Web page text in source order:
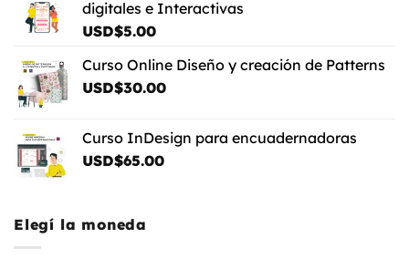
digitales e Interactivas
USD$5.00
Curso Online Diseño y creación de Patterns
USD$30.00
Curso InDesign para encuadernadoras
USD$65.00
Elegí la moneda